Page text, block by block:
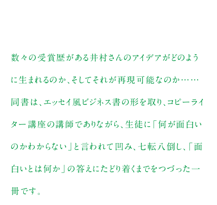
数々の受賞歴がある井村さんのアイデアがどのよう
に生まれるのか、そしてそれが再現可能なのか……
同書は、エッセイ風ビジネス書の形を取り、コピーライ
ター講座の講師でありながら、生徒に「何が面白い
のかわからない」と言われて凹み、七転八倒し、「面
白いとは何か」の答えにたどり着くまでをつづった一
冊です。